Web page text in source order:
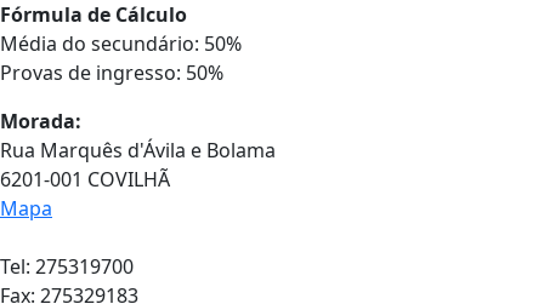
Fórmula de Cálculo
Média do secundário: 50%
Provas de ingresso: 50%
Morada:
Rua Marquês d'Ávila e Bolama
6201-001 COVILHÃ
Mapa
Tel: 275319700
Fax: 275329183